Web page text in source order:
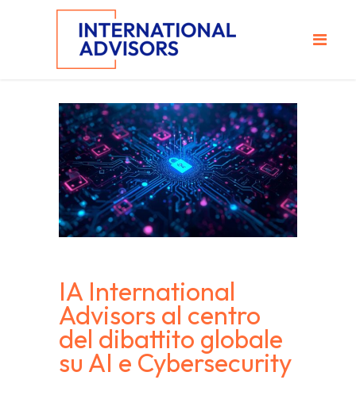
IA International
Advisors al centro
del dibattito globale
su AI e Cybersecurity